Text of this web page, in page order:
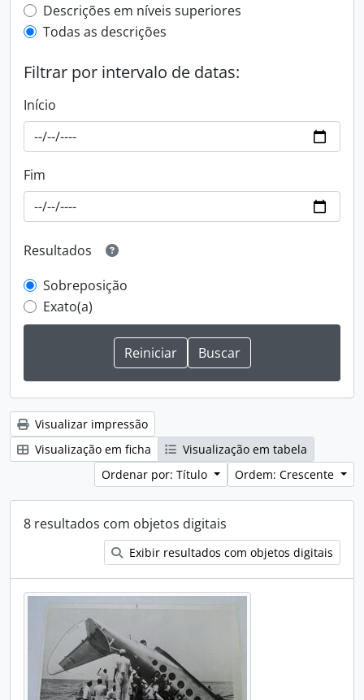
Filtro de descrição de nível superior
Descrições em níveis superiores
Todas as descrições
Filtrar por intervalo de datas:
Início
Fim
Resultados
Sobreposição
Exato(a)
Visualizar impressão
Visualização em ficha
Visualização em tabela
Ordenar por: Título
Ordem: Crescente
8 resultados com objetos digitais
Exibir resultados com objetos digitais